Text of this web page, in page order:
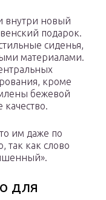
внутри новый
подарок.
сиденья,
материалами.
кроме
бежевой
им даже по
так как слово
для